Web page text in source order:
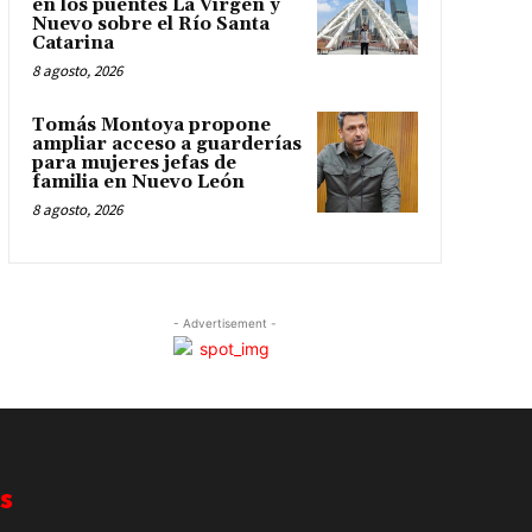
en los puentes La Virgen y
Nuevo sobre el Río Santa
Catarina
8 agosto, 2026
Tomás Montoya propone
ampliar acceso a guarderías
para mujeres jefas de
familia en Nuevo León
8 agosto, 2026
- Advertisement -